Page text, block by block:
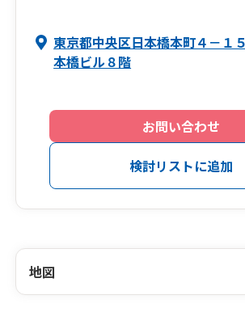
東京都中央区日本橋本町４－１
本橋ビル８階
お問い合わせ
検討リストに追加
地図